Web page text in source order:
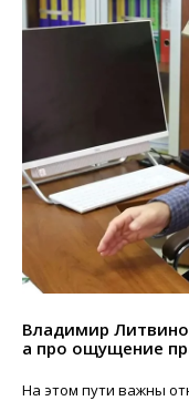
Владимир
а про ощущение
На этом пути важны